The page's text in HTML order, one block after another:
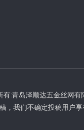
:青岛泽顺达五金丝网有
我们不确定投稿用户